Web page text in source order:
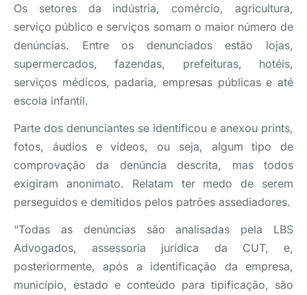
Os setores da indústria, comércio, agricultura,
serviço público e serviços somam o maior número de
denúncias. Entre os denunciados estão lojas,
supermercados, fazendas, prefeituras, hotéis,
serviços médicos, padaria, empresas públicas e até
escola infantil.
Parte dos denunciantes se identificou e anexou prints,
fotos, áudios e vídeos, ou seja, algum tipo de
comprovação da denúncia descrita, mas todos
exigiram anonimato. Relatam ter medo de serem
perseguidos e demitidos pelos patrões assediadores.
“Todas as denúncias são analisadas pela LBS
Advogados, assessoria jurídica da CUT, e,
posteriormente, após a identificação da empresa,
município, estado e conteúdo para tipificação, são